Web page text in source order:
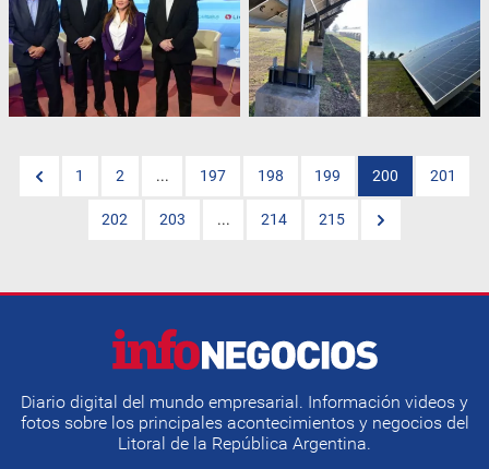
1 2 ... 197 198 199 200 201
202 203 ... 214 215
Diario digital del mundo empresarial. Información videos y
fotos sobre los principales acontecimientos y negocios del
Litoral de la República Argentina.